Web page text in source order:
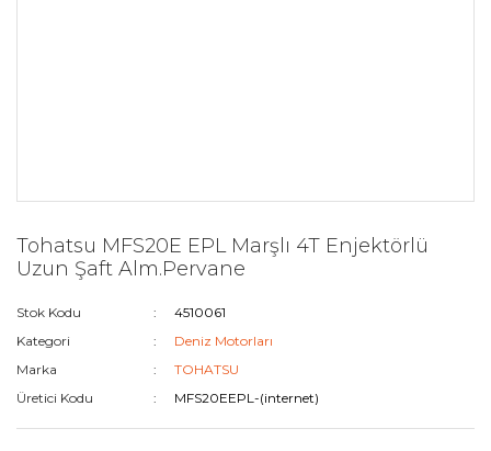
Tohatsu MFS20E EPL Marşlı 4T Enjektörlü
Uzun Şaft Alm.Pervane
Stok Kodu
4510061
Kategori
Deniz Motorları
Marka
TOHATSU
Üretici Kodu
MFS20EEPL-(internet)